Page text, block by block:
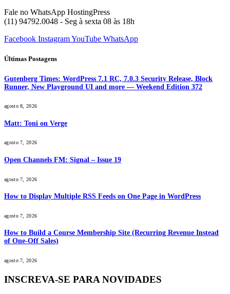
Fale no WhatsApp HostingPress
(11) 94792.0048 - Seg à sexta 08 às 18h
Facebook InstagramYouTube WhatsApp
Últimas Postagens
Gutenberg Times: WordPress 7.1 RC, 7.0.3 Security Release, Block
Runner, New Playground UI and more — Weekend Edition 372
agosto 8, 2026
Matt: Toni on Verge
agosto 7, 2026
Open Channels FM: Signal – Issue 19
agosto 7, 2026
How to Display Multiple RSS Feeds on One Page in WordPress
agosto 7, 2026
How to Build a Course Membership Site (Recurring Revenue Instead
of One-Off Sales)
agosto 7, 2026
INSCREVA-SE PARA NOVIDADES